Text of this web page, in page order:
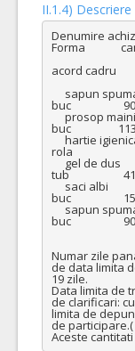
II.1.4)
Denumire
Forma	          cantitate  min	   cantitate maxima
acord cadru
buc	                   9000	                    18000
buc	                 11340	                    22680
rola	                 21168	                    42336
tub	                   4140	                      8280
buc	                   1500	                      3000
buc	                   9000	                    18000
Numar zile
de data limita
19 zile.
Data limita de
de clarificari:
limita de
de participare.(
Aceste